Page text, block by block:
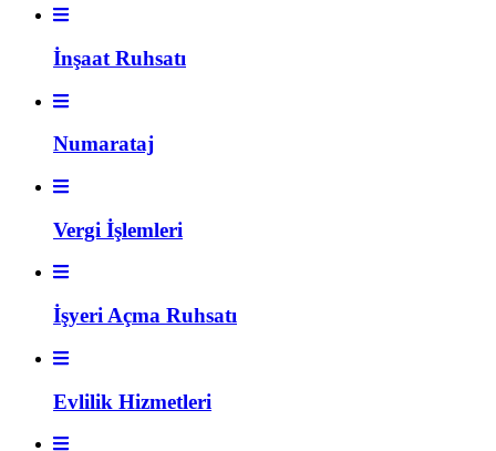
İnşaat Ruhsatı
Numarataj
Vergi İşlemleri
İşyeri Açma Ruhsatı
Evlilik Hizmetleri